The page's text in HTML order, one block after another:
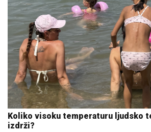
Koliko visoku temperaturu ljudsko
izdrži?